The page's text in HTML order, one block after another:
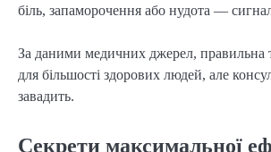
біль, запаморочення або нудота —
За даними медичних джерел, правильна
для більшості здорових людей, але
завадить.
Секрети максимальної